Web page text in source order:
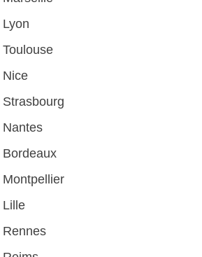
Nice
Lille